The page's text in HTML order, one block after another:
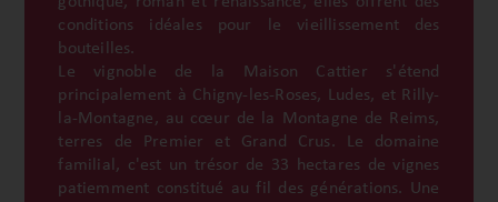
conditions idéales pour le vieillissement des
bouteilles.
Le vignoble de la Maison Cattier s'étend
principalement à Chigny-les-Roses, Ludes, et Rilly-
la-Montagne, au cœur de la Montagne de Reims,
terres de Premier et Grand Crus. Le domaine
familial, c'est un trésor de 33 hectares de vignes
patiemment constitué au fil des générations. Une